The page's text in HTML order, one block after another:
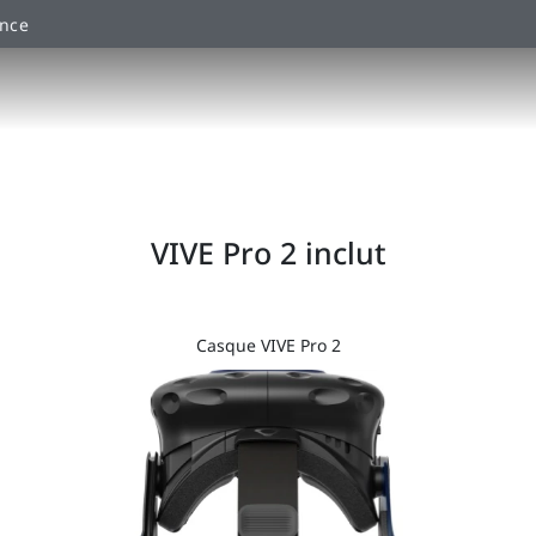
VIVE Pro 2 inclut
Casque VIVE Pro 2